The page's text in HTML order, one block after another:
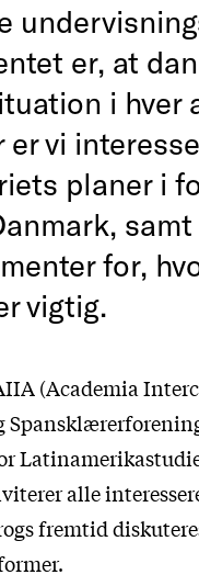
er, at
i hver
er vi
planer i
for,
vigtig.
(Academia
alle
fremtid